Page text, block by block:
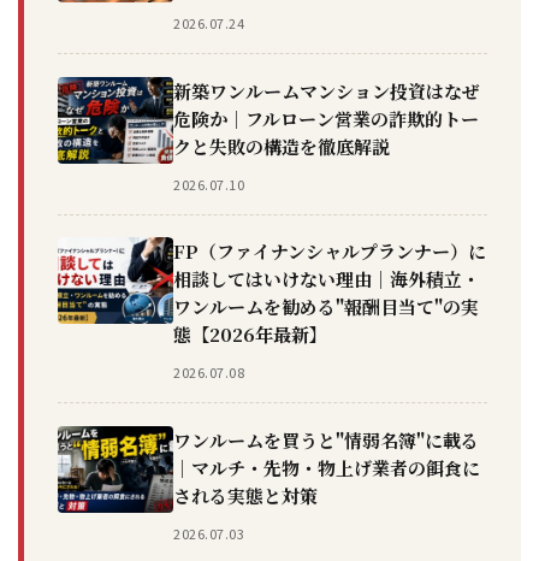
2026.07.24
新築ワンルームマンション投資はなぜ
危険か｜フルローン営業の詐欺的トー
クと失敗の構造を徹底解説
2026.07.10
FP（ファイナンシャルプランナー）に
相談してはいけない理由｜海外積立・
ワンルームを勧める"報酬目当て"の実
態【2026年最新】
2026.07.08
ワンルームを買うと"情弱名簿"に載る
｜マルチ・先物・物上げ業者の餌食に
される実態と対策
2026.07.03